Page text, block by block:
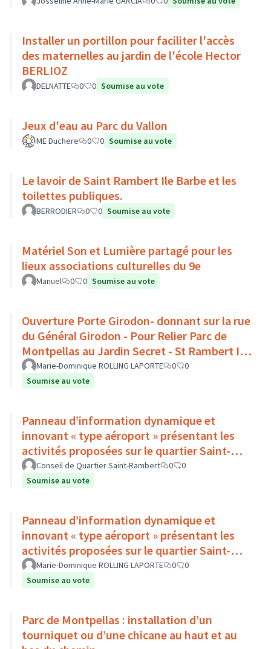
Installer un portillon pour faciliter l'accès
des maternelles au jardin de l'école Hector
BERLIOZ
DELNATTE 0 0 Soumise au vote
Jeux d'eau au Parc du Vallon
ME Duchere 0 0 Soumise au vote
Le lavoir de Saint Rambert Ile Barbe et les
toilettes publiques.
BERRODIER 0 0 Soumise au vote
Matériel Son et Lumière partagé pour les
lieux associations culturelles du 9e
Manuel 0 0 Soumise au vote
Ouverture Porte Girodon- donnant sur la rue
du Général Girodon - Pour Relier Parc de
Montpellas au Jardin Secret - St Rambert Ile
Barbe - Lyon 9
Marie-Dominique ROLLING LAPORTE 0
0
Soumise au vote
Panneau d’information dynamique et
innovant « type aéroport » présentant les
activités proposées sur le quartier Saint-
Rambert
Conseil de Quartier Saint-Rambert 0
0
Soumise au vote
Panneau d’information dynamique et
innovant « type aéroport » présentant les
activités proposées sur le quartier Saint-
Rambert Ile Barbe
Marie-Dominique ROLLING LAPORTE 0
0
Soumise au vote
Parc de Montpellas : installation d’un
tourniquet ou d’une chicane au haut et au